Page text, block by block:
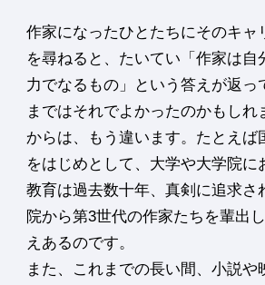
作家になったひとたちにそのキャ
を尋ねると、たいてい「作家は自
力でなるもの」という答えが返っ
まではそれでよかったのかもしれ
からは、もう違います。たとえば
をはじめとして、大学や大学院に
教育は過去数十年、真剣に追求さ
院から第3世代の作家たちを輩出
えあるのです。
また、これまでの長い間、小説や